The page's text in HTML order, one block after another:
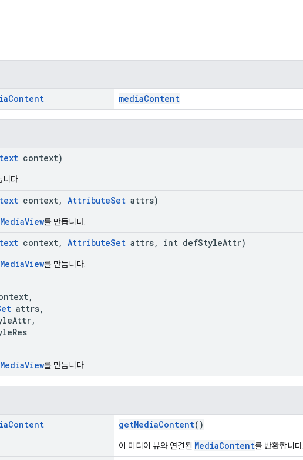
Content mediaContent
context)
니다.
context, AttributeSet attrs)
MediaView를 만듭니다.
context, AttributeSet attrs, int defStyleAttr)
MediaView를 만듭니다.
attrs,
MediaView를 만듭니다.
Content getMediaContent()
이 미디어 뷰와 연결된 MediaContent를 반환합니다.